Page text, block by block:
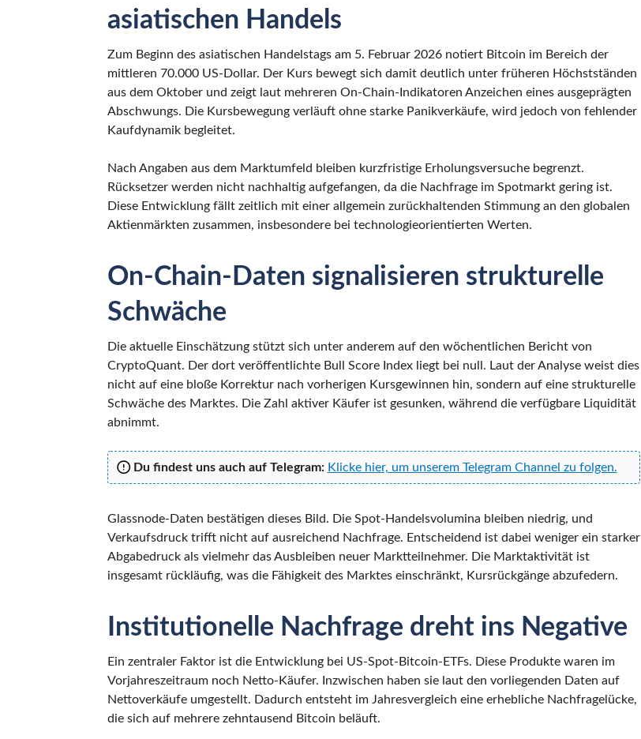
asiatischen Handels
Zum Beginn des asiatischen Handelstags am 5. Februar 2026 notiert Bitcoin im Bereich der
mittleren 70.000 US-Dollar. Der Kurs bewegt sich damit deutlich unter früheren Höchstständen
aus dem Oktober und zeigt laut mehreren On-Chain-Indikatoren Anzeichen eines ausgeprägten
Abschwungs. Die Kursbewegung verläuft ohne starke Panikverkäufe, wird jedoch von fehlender
Kaufdynamik begleitet.
Nach Angaben aus dem Marktumfeld bleiben kurzfristige Erholungsversuche begrenzt.
Rücksetzer werden nicht nachhaltig aufgefangen, da die Nachfrage im Spotmarkt gering ist.
Diese Entwicklung fällt zeitlich mit einer allgemein zurückhaltenden Stimmung an den globalen
Aktienmärkten zusammen, insbesondere bei technologieorientierten Werten.
On-Chain-Daten signalisieren strukturelle
Schwäche
Die aktuelle Einschätzung stützt sich unter anderem auf den wöchentlichen Bericht von
CryptoQuant. Der dort veröffentlichte Bull Score Index liegt bei null. Laut der Analyse weist dies
nicht auf eine bloße Korrektur nach vorherigen Kursgewinnen hin, sondern auf eine strukturelle
Schwäche des Marktes. Die Zahl aktiver Käufer ist gesunken, während die verfügbare Liquidität
abnimmt.
Du findest uns auch auf Telegram: Klicke hier, um unserem Telegram Channel zu folgen.
Glassnode-Daten bestätigen dieses Bild. Die Spot-Handelsvolumina bleiben niedrig, und
Verkaufsdruck trifft nicht auf ausreichend Nachfrage. Entscheidend ist dabei weniger ein starker
Abgabedruck als vielmehr das Ausbleiben neuer Marktteilnehmer. Die Marktaktivität ist
insgesamt rückläufig, was die Fähigkeit des Marktes einschränkt, Kursrückgänge abzufedern.
Institutionelle Nachfrage dreht ins Negative
Ein zentraler Faktor ist die Entwicklung bei US-Spot-Bitcoin-ETFs. Diese Produkte waren im
Vorjahreszeitraum noch Netto-Käufer. Inzwischen haben sie laut den vorliegenden Daten auf
Nettoverkäufe umgestellt. Dadurch entsteht im Jahresvergleich eine erhebliche Nachfragelücke,
die sich auf mehrere zehntausend Bitcoin beläuft.